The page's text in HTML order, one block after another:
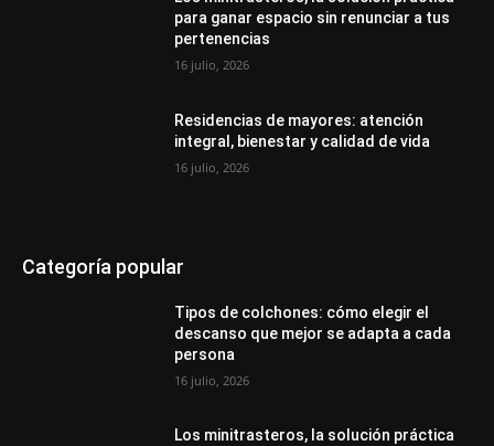
para ganar espacio sin renunciar a tus
pertenencias
16 julio, 2026
Residencias de mayores: atención
integral, bienestar y calidad de vida
16 julio, 2026
Categoría popular
Tipos de colchones: cómo elegir el
descanso que mejor se adapta a cada
persona
16 julio, 2026
Los minitrasteros, la solución práctica